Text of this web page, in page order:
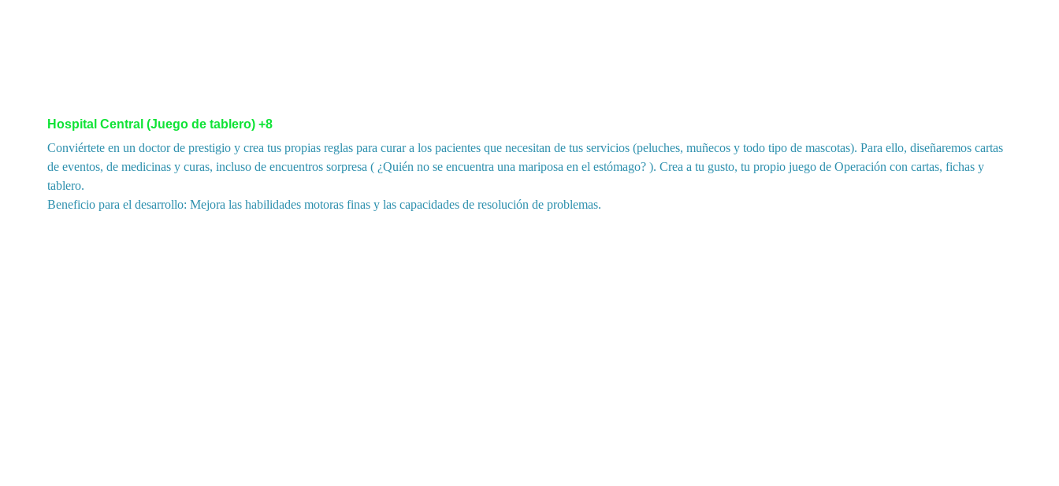
Hospital Central (Juego de tablero) +8
Conviértete en un doctor de prestigio y crea tus propias reglas para curar a los pacientes que necesitan de tus servicios (peluches, muñecos y todo tipo de mascotas). Para ello, diseñaremos cartas
de eventos, de medicinas y curas, incluso de encuentros sorpresa ( ¿Quién no se encuentra una mariposa en el estómago? ). Crea a tu gusto, tu propio juego de Operación con cartas, fichas y
tablero.
Beneficio para el desarrollo: Mejora las habilidades motoras finas y las capacidades de resolución de problemas.